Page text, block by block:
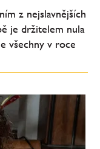
z nejslavnějších
je držitelem nula
všechny v roce